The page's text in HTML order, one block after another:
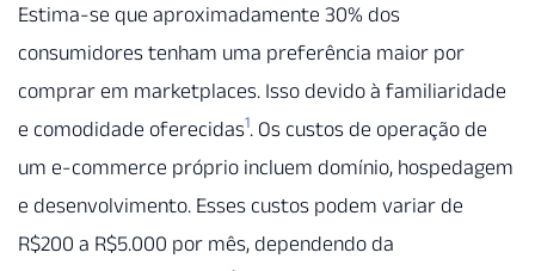
Estima-se que aproximadamente 30% dos
consumidores tenham uma preferência maior por
comprar em marketplaces. Isso devido à familiaridade
e comodidade oferecidas1. Os custos de operação de
um e-commerce próprio incluem domínio, hospedagem
e desenvolvimento. Esses custos podem variar de
R$200 a R$5.000 por mês, dependendo da